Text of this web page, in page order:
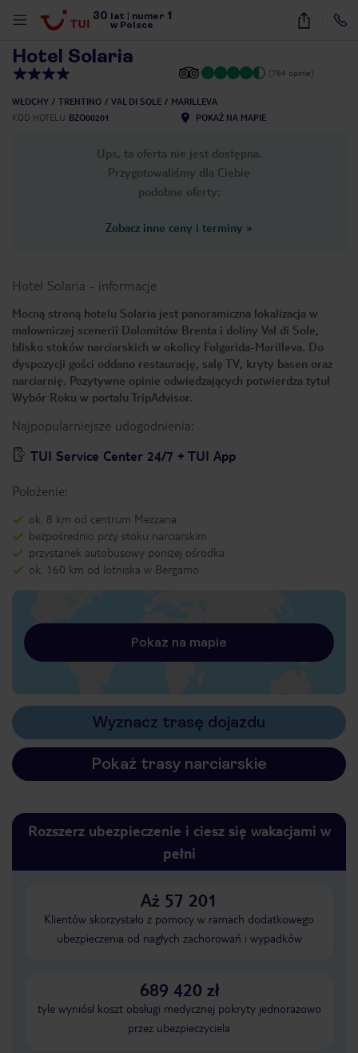
30 lat numer 1
w Polsce
23
Hotel Solaria
(784 opinie)
WŁOCHY TRENTINO VAL DI SOLE
MARILLEVA
KOD HOTELU BZO00201 POKAŻ NA MAPIE
Ups, ta oferta nie jest dostępna.
Przygotowaliśmy dla Ciebie
podobne oferty:
Zobacz inne ceny i terminy »
Hotel Solaria - informacje
Mocną stroną hotelu Solaria jest panoramiczna lokalizacja w
malowniczej scenerii Dolomitów Brenta i doliny Val di Sole,
blisko stoków narciarskich w okolicy Folgarida-Marilleva. Do
dyspozycji gości oddano restaurację, salę TV, kryty basen oraz
narciarnię. Pozytywne opinie odwiedzających potwierdza tytuł
Wybór Roku w portalu TripAdvisor.
Najpopularniejsze udogodnienia:
TUI Service Center 24/7 + TUI App
Położenie:
ok. 8 km od centrum Mezzana
bezpośrednio przy stoku narciarskim
przystanek autobusowy poniżej ośrodka
ok. 160 km od lotniska w Bergamo
Pokaż na mapie
Wyznacz trasę dojazdu
Pokaż trasy narciarskie
Rozszerz ubezpieczenie i ciesz się wakacjami w
pełni
Aż 57 201
Klientów skorzystało z pomocy w ramach dodatkowego
ubezpieczenia od nagłych zachorowań i wypadków
689 420 zł
tyle wyniósł koszt obsługi medycznej pokryty jednorazowo
przez ubezpieczyciela